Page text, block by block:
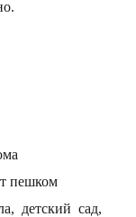
пешком
детский сад,